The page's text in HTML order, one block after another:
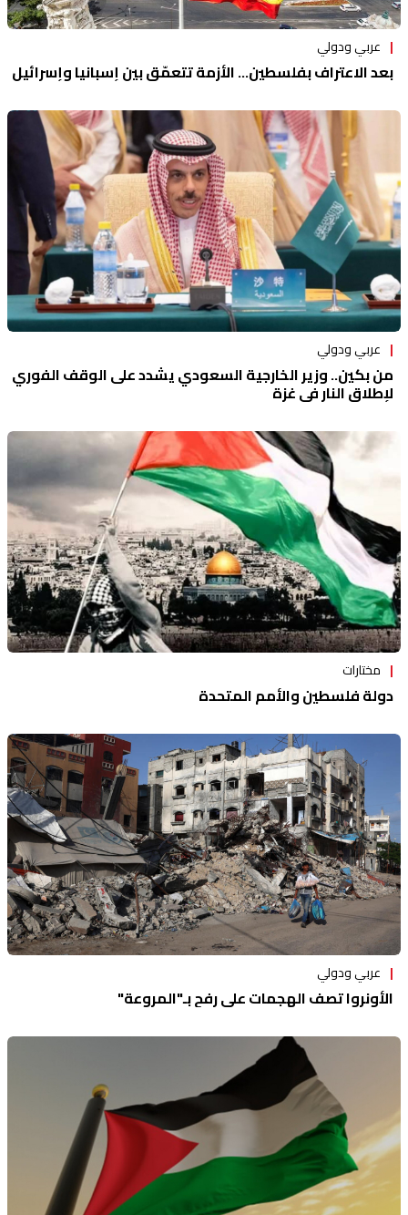
عربي ودولي
بعد الاعتراف بفلسطين... الأزمة تتعمّق بين إسبانيا وإسرائيل
عربي ودولي
من بكين.. وزير الخارجية السعودي يشدد على الوقف الفوري
لإطلاق النار في غزة
مختارات
دولة فلسطين والأمم المتحدة
عربي ودولي
الأونروا تصف الهجمات على رفح بـ"المروعة"